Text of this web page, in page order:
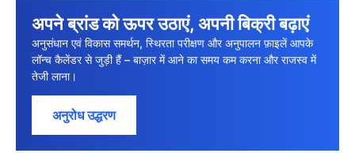
अपने ब्रांड को ऊपर उठाएं, अपनी बिक्री बढ़ाएं
अनुसंधान एवं विकास समर्थन, स्थिरता परीक्षण और अनुपालन फ़ाइलें आपके
लॉन्च कैलेंडर से जुड़ी हैं – बाज़ार में आने का समय कम करना और राजस्व में
तेजी लाना।
अनुरोध उद्धरण